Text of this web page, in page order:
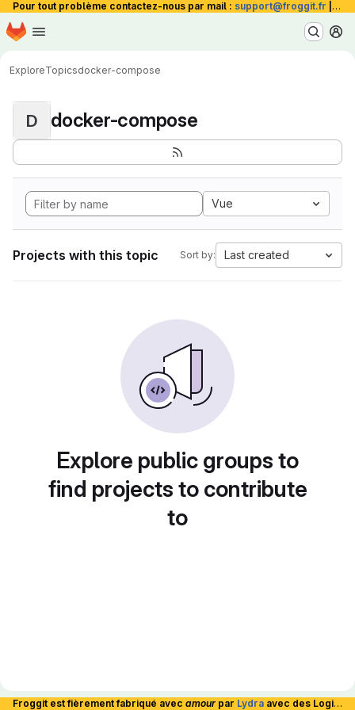
Pour tout problème contactez-nous par mail : support@froggit.fr La
Skip to main content
Homepage
ExploreTopicsdocker-compose
D docker-compose
Vue
Projects with this topic Sort by: Last created
Explore public groups to
find projects to contribute
to
Froggit est fièrement fabriqué avec amour par Lydra avec des Logiciels Libres et hébergé en